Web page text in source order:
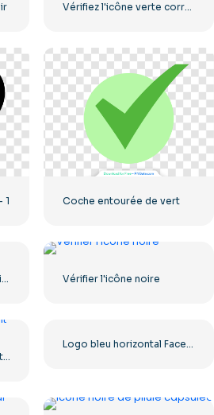
Vérifiez l'icône verte correcte arrondie
1 Coche entourée de vert
Vérifier l'icône noire